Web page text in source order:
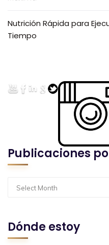
Nutrición Rápida para
Tiempo
Publicaciones
Select Month
Dónde estoy